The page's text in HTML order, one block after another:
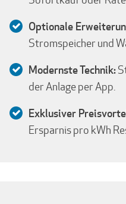
Optionale
Stromspeicher und
Modernste Technik:
der Anlage per App.
Exklusiver
Ersparnis pro kWh